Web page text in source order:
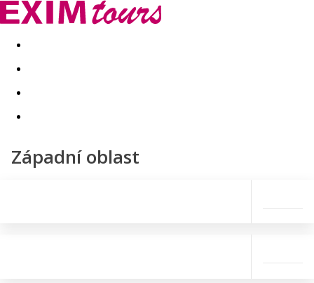
Akční nabídky Last minute
Západní oblast